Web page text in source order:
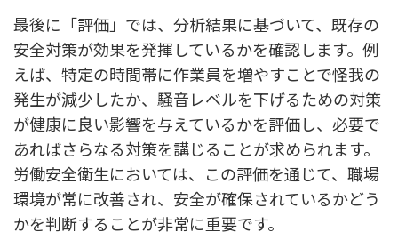
最後に「評価」では、分析結果に基づいて、既存の
安全対策が効果を発揮しているかを確認します。例
えば、特定の時間帯に作業員を増やすことで怪我の
発生が減少したか、騒音レベルを下げるための対策
が健康に良い影響を与えているかを評価し、必要で
あればさらなる対策を講じることが求められます。
労働安全衛生においては、この評価を通じて、職場
環境が常に改善され、安全が確保されているかどう
かを判断することが非常に重要です。